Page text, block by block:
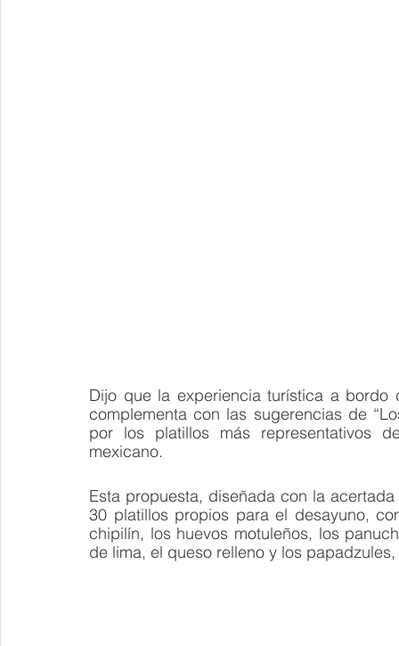
Dijo que la experiencia turística a
complementa con las sugerencias de
por los platillos más representativos
mexicano.
Esta propuesta, diseñada con la
30 platillos propios para el desayuno,
chipilín, los huevos motuleños, los
de lima, el queso relleno y los